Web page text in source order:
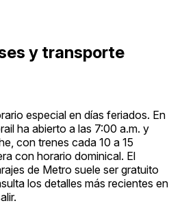
y transporte
especial en días feriados. En
ha abierto a las 7:00 a.m. y
con trenes cada 10 a 15
con horario dominical. El
de Metro suele ser gratuito
los detalles más recientes en